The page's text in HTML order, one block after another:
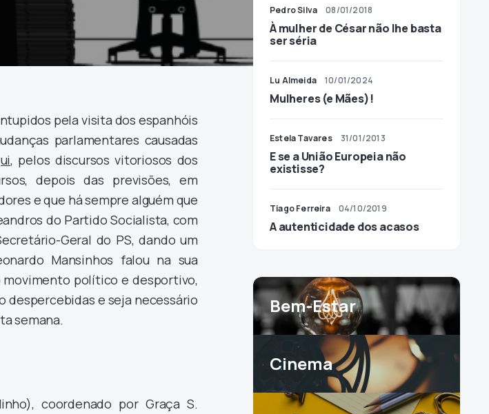
pela visita dos espanhóis
parlamentares causadas
, pelos discursos vitoriosos dos
depois das previsões, em
e que há sempre alguém que
do Partido Socialista, com
Geral do PS, dando um
Mansinhos falou na sua
político e desportivo,
despercebidas e seja necessário
semana.
coordenado por Graça S.
Pedro Silva 08/01/2018
À mulher de César não lhe basta
ser séria
Lu Almeida 10/01/2024
Mulheres (e Mães)!
Estela Tavares 31/01/2013
E se a União Europeia não
existisse?
Tiago Ferreira 04/10/2019
A autenticidade dos acasos
Bem-Estar
Cinema